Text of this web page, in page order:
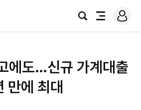
검
전
로
그
에도…신규 가계대출
만에 최대